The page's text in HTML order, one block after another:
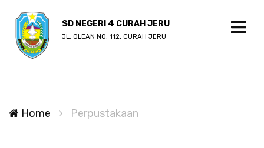
SD NEGERI 4 CURAH JERU
JL. OLEAN NO. 112, CURAH JERU
Home Perpustakaan